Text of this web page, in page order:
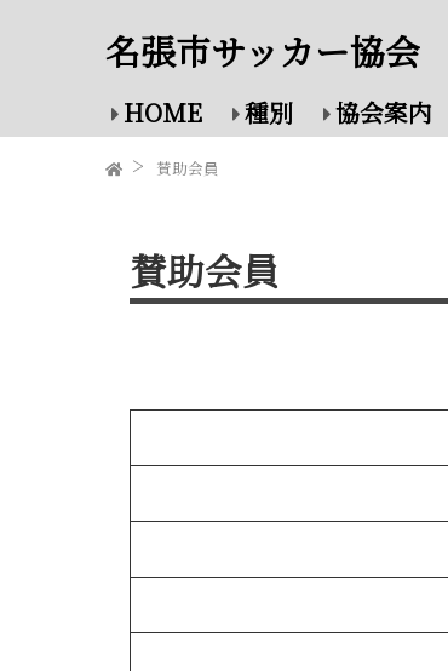
名張市サッカー協会
HOME 種別 協会案内
賛助会員
賛助会員